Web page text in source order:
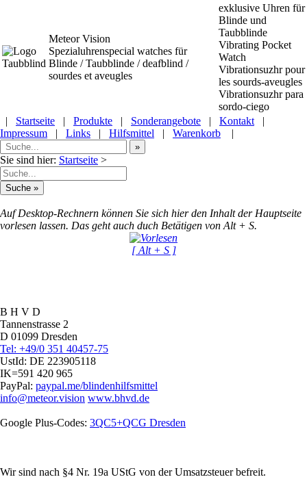
Meteor Vision
Spezialuhrenspecial watches für
Blinde / Taubblinde / deafblind /
sourdes et aveugles
exklusive Uhren für
Blinde und
Taubblinde
Vibrating Pocket
Watch
Vibrationsuzhr pour
les sourds-aveugles
Vibrationsuzhr para
sordo-ciego
|
Startseite | Produkte | Sonderangebote | Kontakt
|
Impressum
| Links | Hilfsmittel | Warenkorb |
Sie sind hier: Startseite >
Auf Desktop-Rechnern können Sie sich hier den Inhalt der Hauptseite
vorlesen lassen. Das geht auch duch Betätigen von Alt + S.
[ Alt + S ]
B H V D
Tannenstrasse 2
D 01099 Dresden
Tel: +49/0 351 40457-75
UstId: DE 223905118
IK=591 420 965
PayPal: paypal.me/blindenhilfsmittel
info@meteor.vision www.bhvd.de
Google Plus-Codes: 3QC5+QCG Dresden
Wir sind nach §4 Nr. 19a UStG von der Umsatzsteuer befreit.